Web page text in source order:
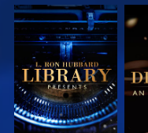
VERKEN DE
SERIE